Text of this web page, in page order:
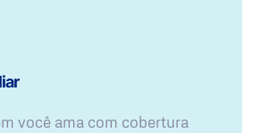
você ama com cobertura